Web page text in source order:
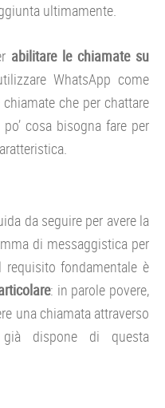
ultimamente.
abilitare le chiamate su
WhatsApp come
che per chattare
cosa bisogna fare per
da seguire per avere la
di messaggistica per
fondamentale è
: in parole povere,
una chiamata attraverso
dispone di questa